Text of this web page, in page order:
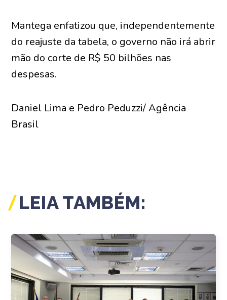
Mantega enfatizou que, independentemente
do reajuste da tabela, o governo não irá abrir
mão do corte de R$ 50 bilhões nas
despesas.
Daniel Lima e Pedro Peduzzi/ Agência
Brasil
LEIA TAMBÉM: